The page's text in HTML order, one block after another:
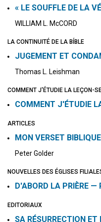
« LE SOUFFLE DE LA
WILLIAM L. McCORD
LA CONTINUITÉ DE LA BÍBLE
JUGEMENT ET
Thomas L. Leishman
COMMENT J'ÉTUDIE LA LEÇON-
COMMENT J'ÉTUDIE
ARTICLES
MON VERSET
Peter Golder
NOUVELLES DES ÉGLISES
D'ABORD LA PRIÈRE —
EDITORIAUX
SA RÉSURRECTION ET